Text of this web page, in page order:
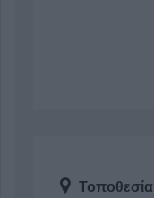
Τοποθεσία